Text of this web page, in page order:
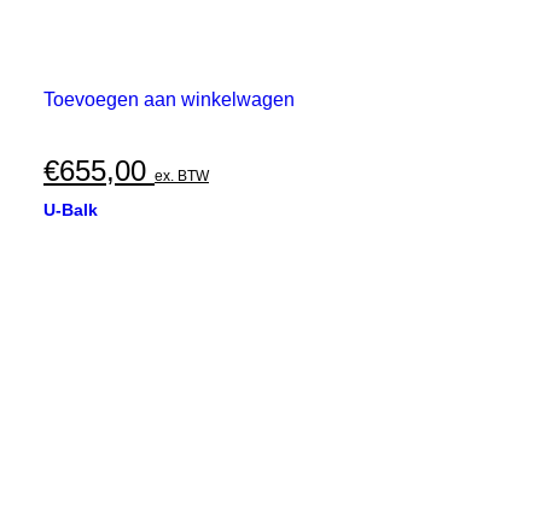
Toevoegen aan winkelwagen
€655,00 ex. BTW
U-Balk